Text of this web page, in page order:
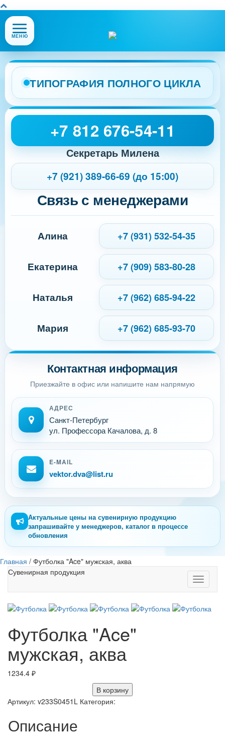
Открыть
или
меню
сайта
МЕНЮ
ТИПОГРАФИЯ ПОЛНОГО ЦИКЛА
Контактная информация
Приезжайте в офис или напишите нам напрямую
АДРЕС
Санкт-Петербург
ул. Профессора Качалова, д. 8
E-MAIL
vektor.dva@list.ru
+7 812 676-54-11
Секретарь Милена
+7 (921) 389-66-69 (до 15:00)
Связь с менеджерами
Алина +7 (931) 532-54-35
Екатерина +7 (909) 583-80-28
Наталья +7 (962) 685-94-22
Мария +7 (962) 685-93-70
Актуальные цены на сувенирную продукцию
запрашивайте у менеджеров, каталог в процессе
обновления
Главная / Футболка "Ace" мужская, аква
Toggle
Сувенирная продукция
Футболка "Ace"
мужская, аква
1234.4 ₽
В корзину
Артикул: v233S0451L Категория:
Описание